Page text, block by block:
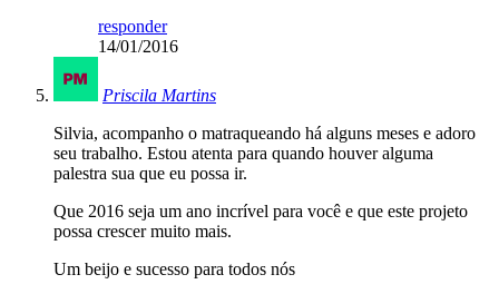
responder
14/01/2016
Priscila Martins
Silvia, acompanho o matraqueando há alguns meses e adoro
seu trabalho. Estou atenta para quando houver alguma
palestra sua que eu possa ir.
Que 2016 seja um ano incrível para você e que este projeto
possa crescer muito mais.
Um beijo e sucesso para todos nós